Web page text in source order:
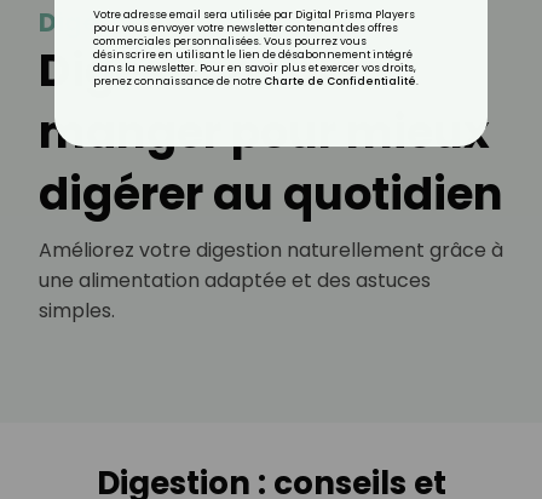
Digestion
Digestion : bien
manger pour mieux
digérer au quotidien
Améliorez votre digestion naturellement grâce à
une alimentation adaptée et des astuces
simples.
Digestion : conseils et
Votre adresse email sera utilisée par Digital Prisma Players
pour vous envoyer votre newsletter contenant des offres
commerciales personnalisées. Vous pourrez vous
désinscrire en utilisant le lien de désabonnement intégré
dans la newsletter. Pour en savoir plus et exercer vos droits,
prenez connaissance de notre Charte de Confidentialité.